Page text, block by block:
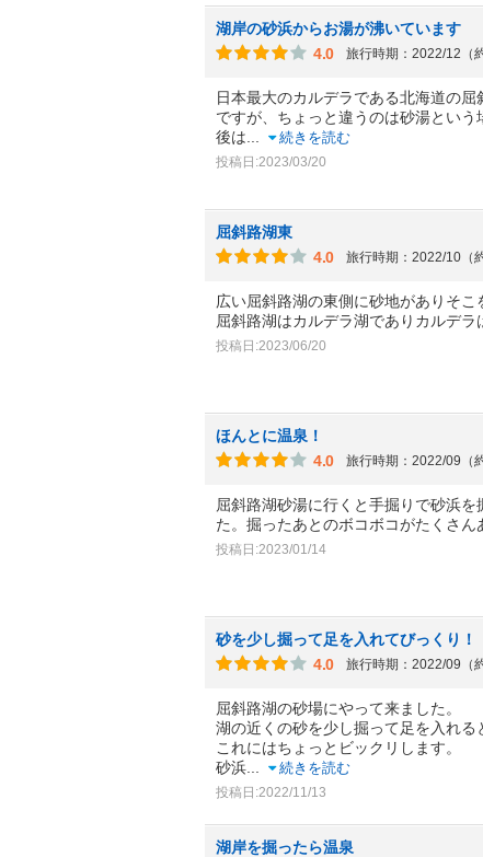
湖岸の砂浜からお湯が沸いています
4.0
旅行時期：2022/12（
日本最大のカルデラである北海道の
ですが、ちょっと違うのは砂湯という
後は
続きを読む
投稿日:2023/03/20
屈斜路湖東
4.0
旅行時期：2022/10（
広い屈斜路湖の東側に砂地がありそ
屈斜路湖はカルデラ湖でありカルデ
投稿日:2023/06/20
ほんとに温泉！
4.0
旅行時期：2022/09（
屈斜路湖砂湯に行くと手掘りで砂浜
た。掘ったあとのボコボコがたくさん
投稿日:2023/01/14
砂を少し掘って足を入れてびっくり！
4.0
旅行時期：2022/09（
屈斜路湖の砂場にやって来ました。
湖の近くの砂を少し掘って足を入れる
これにはちょっとビックリします。
砂浜
続きを読む
投稿日:2022/11/13
湖岸を掘ったら温泉